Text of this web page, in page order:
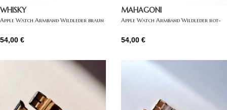
WHISKY
Apple Watch Armband Wildleder braun
54,00 €
MAHAGONI
Apple Watch Armband Wildleder rot-
54,00 €